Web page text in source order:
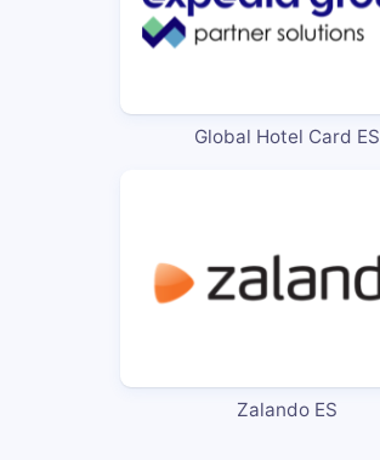
Global Hotel Card ES
Zalando ES